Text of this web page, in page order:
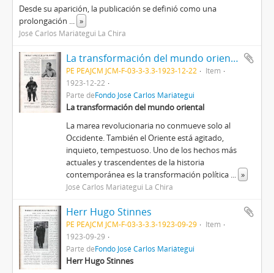
Desde su aparición, la publicación se definió como una
prolongación ... »
José Carlos Mariátegui La Chira
La transformación del mundo oriental [Recorte de prensa]
PE PEAJCM JCM-F-03-3-3.3-1923-12-22
Item
1923-12-22
Parte deFondo José Carlos Mariátegui
La transformación del mundo oriental
La marea revolucionaria no conmueve solo al
Occidente. También el Oriente está agitado,
inquieto, tempestuoso. Uno de los hechos más
actuales y trascendentes de la historia
contemporánea es la transformación política ... »
José Carlos Mariátegui La Chira
Herr Hugo Stinnes
PE PEAJCM JCM-F-03-3-3.3-1923-09-29
Item
1923-09-29
Parte deFondo José Carlos Mariátegui
Herr Hugo Stinnes